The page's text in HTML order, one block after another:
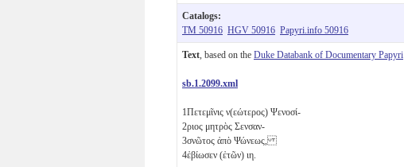
Catalogs:
TM 50916 HGV 50916 Papyri.info 50916
Text , based on the Duke Databank of Documentary Papyri
sb.1.2099.xml
1Πετεμῖνις ν(εώτερος) Ψενοσί-
2ριος μητρὸς Σενσαν-
3σνῶτος ἀπὸ Ψώνεως,
4ἐβίωσεν (ἐτῶν) ιη